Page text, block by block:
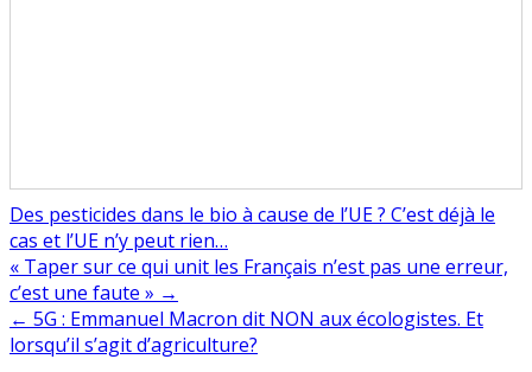
Des pesticides dans le bio à cause de l’UE ? C’est déjà le
cas et l’UE n’y peut rien…
Navigation
de
l’article
« Taper sur ce qui unit les Français n’est pas une erreur,
c’est une faute » →
← 5G : Emmanuel Macron dit NON aux écologistes. Et
lorsqu’il s’agit d’agriculture?